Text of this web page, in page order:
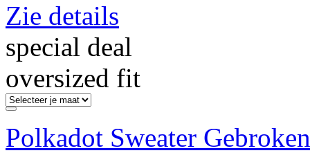
Zie details
special deal
oversized fit
Polkadot Sweater